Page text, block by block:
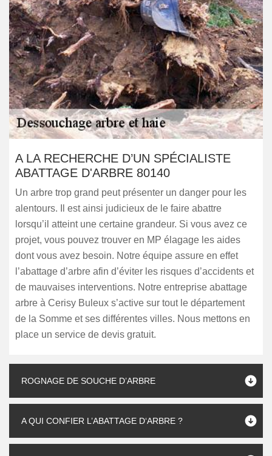
A LA RECHERCHE D’UN SPÉCIALISTE
ABATTAGE D'ARBRE 80140
Un arbre trop grand peut présenter un danger pour les
alentours. Il est ainsi judicieux de le faire abattre
lorsqu’il atteint une certaine grandeur. Si vous avez ce
projet, vous pouvez trouver en MP élagage les aides
dont vous avez besoin. Notre équipe assure en effet
l’abattage d’arbre afin d’éviter les risques d’accidents et
de mauvaises interventions. Notre entreprise abattage
arbre à Cerisy Buleux s’active sur tout le département
de la Somme et ses différentes villes. Nous mettons en
place un service de devis gratuit.
ROGNAGE DE SOUCHE D’ARBRE
A QUI CONFIER L’ABATTAGE D‘ARBRE ?